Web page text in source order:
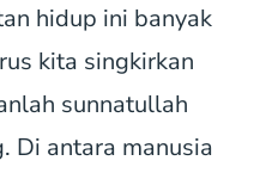
hidup ini banyak
kita singkirkan
sunnatullah
Di antara manusia